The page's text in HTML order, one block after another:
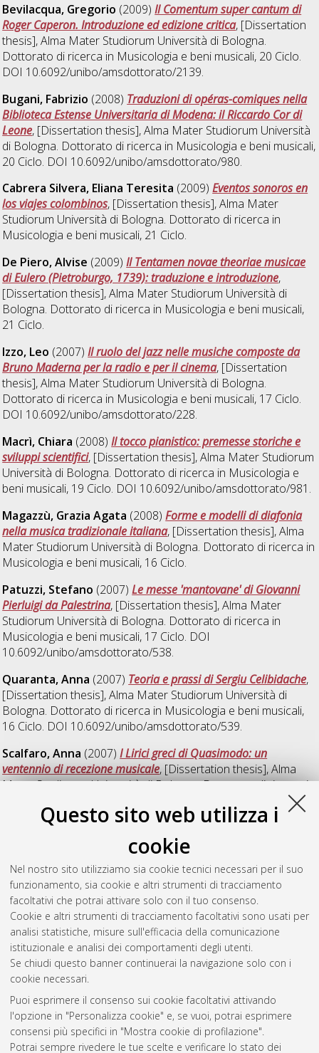
Questo sito web utilizza i
cookie
Nel nostro sito utilizziamo sia cookie tecnici necessari per il suo
funzionamento, sia cookie e altri strumenti di tracciamento
facoltativi che potrai attivare solo con il tuo consenso.
Cookie e altri strumenti di tracciamento facoltativi sono usati per
analisi statistiche, misure sull'efficacia della comunicazione
istituzionale e analisi dei comportamenti degli utenti.
Se chiudi questo banner continuerai la navigazione solo con i
cookie necessari.
Puoi esprimere il consenso sui cookie facoltativi attivando
l'opzione in "Personalizza cookie" e, se vuoi, potrai esprimere
consensi più specifici in "Mostra cookie di profilazione".
Potrai sempre rivedere le tue scelte e verificare lo stato dei
Bevilacqua, Gregorio (2009)Il Comentum super cantum di
Roger Caperon. Introduzione ed edizione critica, [Dissertation
thesis], Alma Mater Studiorum Università di Bologna.
Dottorato di ricerca in Musicologia e beni musicali, 20 Ciclo.
DOI 10.6092/unibo/amsdottorato/2139.
Bugani, Fabrizio (2008) Traduzioni di opéras-comiques nella
Biblioteca Estense Universitaria di Modena: il Riccardo Cor di
Leone, [Dissertation thesis], Alma Mater Studiorum Università
di Bologna. Dottorato di ricerca in Musicologia e beni musicali,
20 Ciclo. DOI 10.6092/unibo/amsdottorato/980.
Cabrera Silvera, Eliana Teresita (2009)Eventos sonoros en
los viajes colombinos, [Dissertation thesis], Alma Mater
Studiorum Università di Bologna. Dottorato di ricerca in
Musicologia e beni musicali, 21 Ciclo.
De Piero, Alvise (2009)Il Tentamen novae theoriae musicae
di Eulero (Pietroburgo, 1739): traduzione e introduzione,
[Dissertation thesis], Alma Mater Studiorum Università di
Bologna. Dottorato di ricerca in Musicologia e beni musicali,
21 Ciclo.
Izzo, Leo (2007)Il ruolo del jazz nelle musiche composte da
Bruno Maderna per la radio e per il cinema, [Dissertation
thesis], Alma Mater Studiorum Università di Bologna.
Dottorato di ricerca in Musicologia e beni musicali, 17 Ciclo.
DOI 10.6092/unibo/amsdottorato/228.
Macrì, Chiara (2008)Il tocco pianistico: premesse storiche e
sviluppi scientifici, [Dissertation thesis], Alma Mater Studiorum
Università di Bologna. Dottorato di ricerca in Musicologia e
beni musicali, 19 Ciclo. DOI 10.6092/unibo/amsdottorato/981.
Magazzù, Grazia Agata (2008)Forme e modelli di diafonia
nella musica tradizionale italiana, [Dissertation thesis], Alma
Mater Studiorum Università di Bologna. Dottorato di ricerca in
Musicologia e beni musicali, 16 Ciclo.
Patuzzi, Stefano (2007)Le messe 'mantovane' di Giovanni
Pierluigi da Palestrina, [Dissertation thesis], Alma Mater
Studiorum Università di Bologna. Dottorato di ricerca in
Musicologia e beni musicali, 17 Ciclo. DOI
10.6092/unibo/amsdottorato/538.
Quaranta, Anna (2007) Teoria e prassi di Sergiu Celibidache,
[Dissertation thesis], Alma Mater Studiorum Università di
Bologna. Dottorato di ricerca in Musicologia e beni musicali,
16 Ciclo. DOI 10.6092/unibo/amsdottorato/539.
Scalfaro, Anna (2007)I Lirici greci di Quasimodo: un
ventennio di recezione musicale, [Dissertation thesis], Alma
Mater Studiorum Università di Bologna. Dottorato di ricerca in
10.6092/unibo/amsdottorato/229.
Musica come Scienza dell'uomo. I caratteri
del sapere musicale nel Settecento britannico
thesis], Alma Mater Studiorum Università di Bologna.
Dottorato di ricerca inMusicologia e beni musicali, 21 Ciclo.
DOI 10.6092/unibo/amsdottorato/1335.
Questa lista e' stata generata ilFri Aug 7 20:49:01 2026 CEST
Atom
Rss 1.0
Rss 2.0